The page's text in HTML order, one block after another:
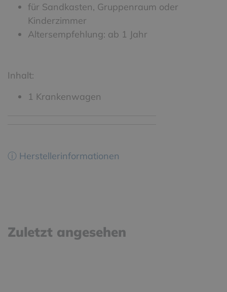
für Sandkasten, Gruppenraum oder
Kinderzimmer
Altersempfehlung: ab 1 Jahr
Inhalt:
1 Krankenwagen
ⓘ Herstellerinformationen
Zuletzt angesehen